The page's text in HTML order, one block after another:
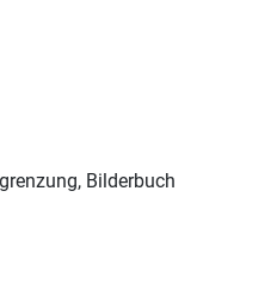
Bilderbuch